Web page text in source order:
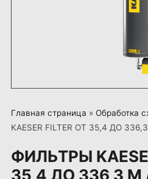
Главная страница » Обработка
KAESER FILTER ОТ 35,4 ДО
ФИЛЬТРЫ
35,4 ДО 336,3